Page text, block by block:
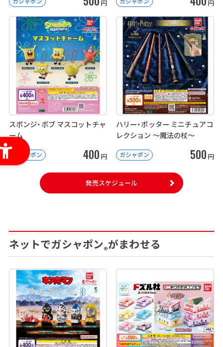
円 円
スポンジ・ボブ マスコットチャ
ーム
ガシャポン 400 円
ハリー・ポッター ミニチュアコ
レクション ～魔法の杖～
ガシャポン 500 円
発売スケジュール
ネットでガシャポン®がまわせる